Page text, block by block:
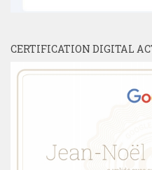
CERTIFICATION DIGITAL